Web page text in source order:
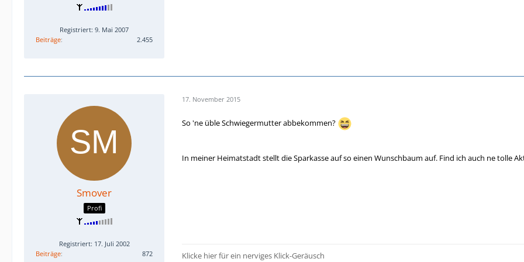
Registriert: 9. Mai 2007
Beiträge
2.455
Smover
Profi
Registriert: 17. Juli 2002
Beiträge
872
17. November 2015
So 'ne üble Schwiegermutter abbekommen?
In meiner Heimatstadt stellt die Sparkasse auf so einen Wunschbaum auf. Find ich auch ne tolle
Klicke hier für ein nerviges Klick-Geräusch